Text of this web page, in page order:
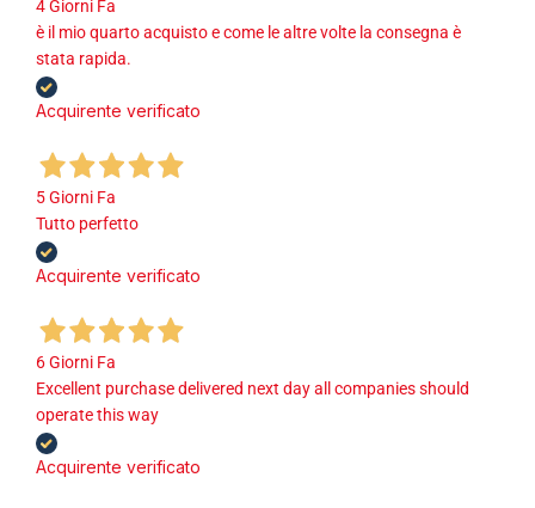
4 Giorni Fa
è il mio quarto acquisto e come le altre volte la consegna è
stata rapida.
Acquirente verificato
5 Giorni Fa
Tutto perfetto
Acquirente verificato
6 Giorni Fa
Excellent purchase delivered next day all companies should
operate this way
Acquirente verificato